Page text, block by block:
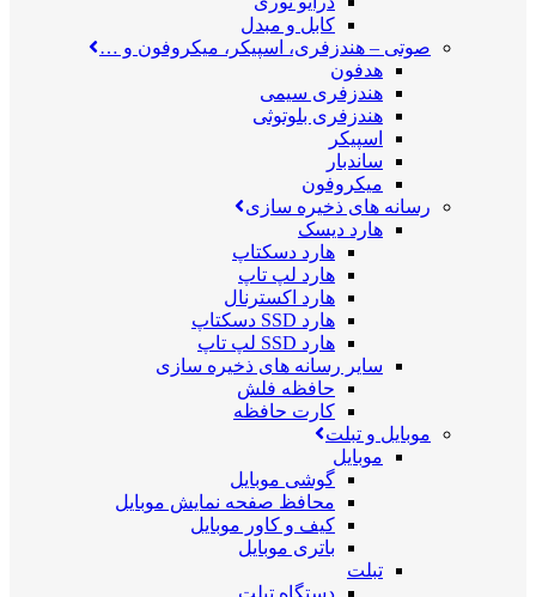
کابل و مبدل
صوتی – هندزفری، اسپیکر، میکروفون و …
هدفون
هندزفری سیمی
هندزفری بلوتوثی
اسپیکر
ساندبار
میکروفون
رسانه های ذخیره سازی
هارد دیسک
هارد دسکتاپ
هارد لپ تاپ
هارد اکسترنال
هارد SSD دسکتاپ
هارد SSD لپ تاپ
سایر رسانه های ذخیره سازی
حافظه فلش
کارت حافظه
موبایل و تبلت
موبایل
گوشی موبایل
محافظ صفحه نمایش موبایل
کیف و کاور موبایل
باتری موبایل
تبلت